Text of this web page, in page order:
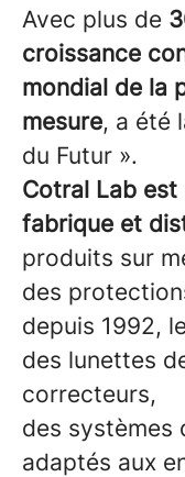
Avec plus de
croissance
mondial de la
mesure, a été
du Futur ».
Cotral Lab est
fabrique et
produits sur
des
depuis 1992,
des lunettes
correcteurs,
des systèmes
adaptés aux